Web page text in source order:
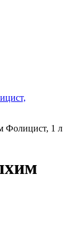
Фолицист, 1 л